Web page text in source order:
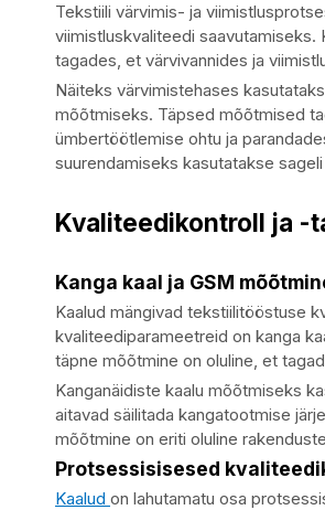
Tekstiili värvimis- ja
viimistluskvaliteedi
tagades, et värvivannides ja
Näiteks värvimistehases
mõõtmiseks. Täpsed mõõtmised
ümbertöötlemise ohtu ja
suurendamiseks kasutatakse
Kvaliteedikontroll ja -
Kanga kaal ja GSM
Kaalud mängivad tekstiilitööstuse
kvaliteediparameetreid on kanga
täpne mõõtmine on oluline, et
Kanganäidiste kaalu mõõtmiseks
aitavad säilitada kangatootmise
mõõtmine on eriti oluline
Protsessisisesed
Kaalud on lahutamatu osa